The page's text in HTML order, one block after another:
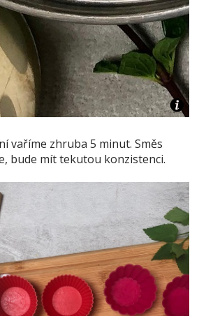
vaříme zhruba 5 minut. Směs
bude mít tekutou konzistenci.